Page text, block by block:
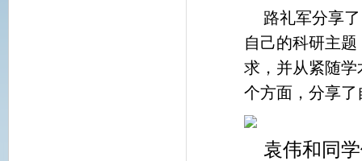
路礼军分享
自己的科研主
求，并从紧随
个方面，分享
袁伟和同